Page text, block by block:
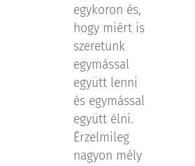
egykoron és,
hogy miért is
szeretünk
egymással
együtt lenni
és egymással
együtt élni.
Érzelmileg
nagyon mély